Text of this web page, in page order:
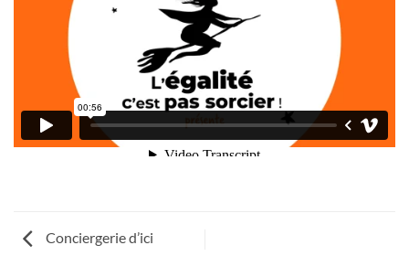
Conciergerie d’ici